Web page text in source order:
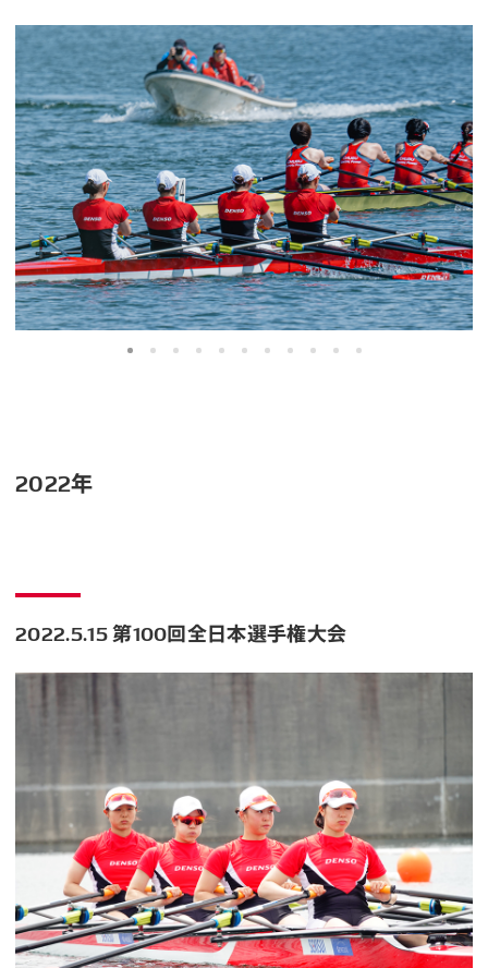
2022年
2022.5.15 第100回全日本選手権大会